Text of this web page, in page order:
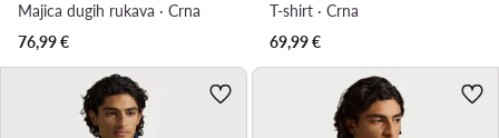
Majica dugih rukava · Crna
76,99€
T-shirt · Crna
69,99€